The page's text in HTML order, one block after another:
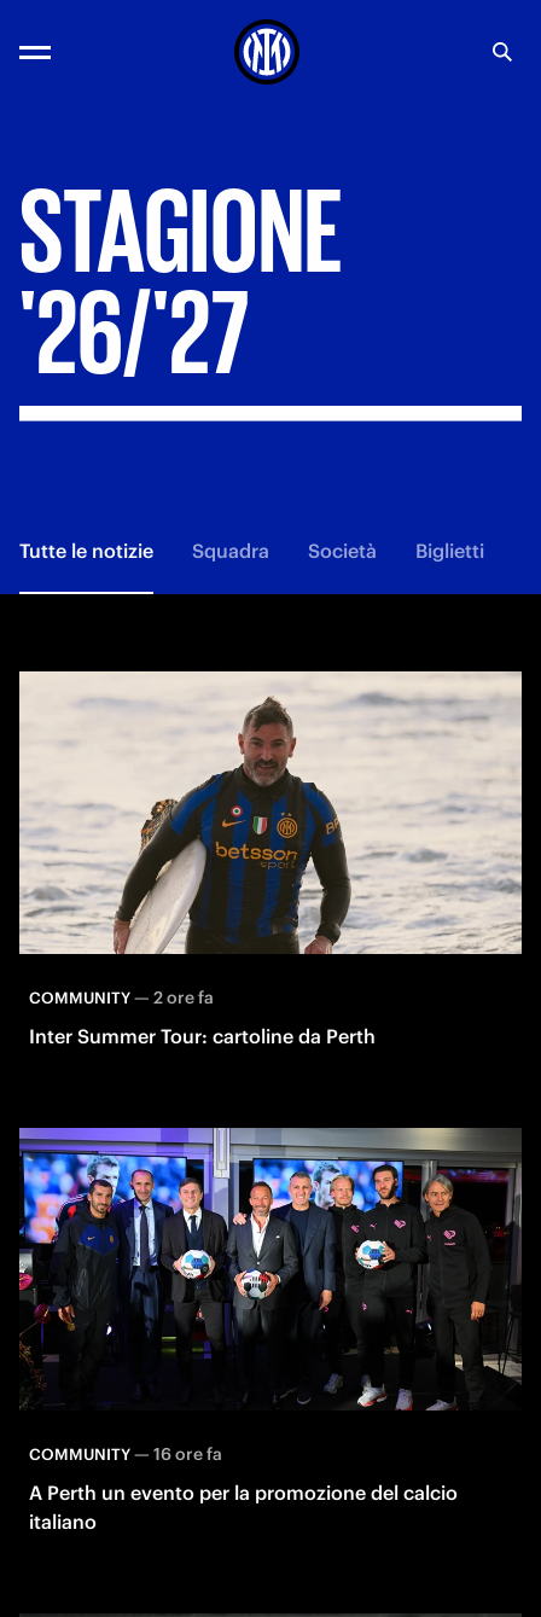
STAGIONE
'26/'27
Tutte le notizie Squadra Società Biglietti
COMMUNITY— 2 ore fa
Inter Summer Tour: cartoline da Perth
COMMUNITY— 16 ore fa
A Perth un evento per la promozione del calcio
italiano